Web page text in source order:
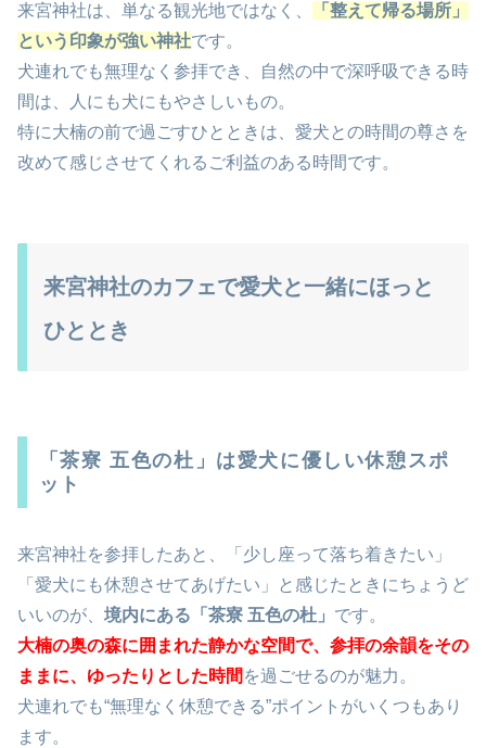
来宮神社は、単なる観光地ではなく、
「整えて帰る場所」
という印象が強い神社です。
犬連れでも無理なく参拝でき、自然の中で深呼吸できる時
間は、人にも犬にもやさしいもの。
特に大楠の前で過ごすひとときは、愛犬との時間の尊さを
改めて感じさせてくれるご利益のある時間です。
来宮神社のカフェで愛犬と一緒にほっと
ひととき
「茶寮 五色の杜」は愛犬に優しい休憩スポ
ット
来宮神社を参拝したあと、「少し座って落ち着きたい」
「愛犬にも休憩させてあげたい」と感じたときにちょうど
いいのが、 境内にある「茶寮 五色の杜」 です。
大楠の奥の森に囲まれた静かな空間で、参拝の余韻をその
ままに、ゆったりとした時間 を過ごせるのが魅力。
犬連れでも“無理なく休憩できる”ポイントがいくつもあり
ます。